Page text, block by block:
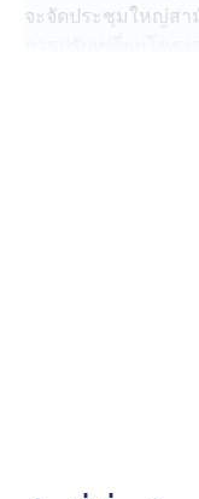
จะจัดประชุมใหญ่ส